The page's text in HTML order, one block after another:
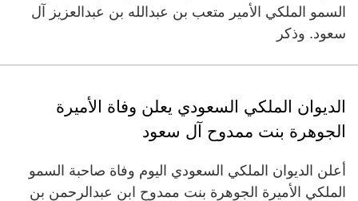
السمو الملكي الأمير متعب بن عبدالله بن عبدالعزيز آل
سعود. وذكر
الديوان الملكي السعودي يعلن وفاة الأميرة
الجوهرة بنت ممدوح آل سعود
أعلن الديوان الملكي السعودي اليوم وفاة صاحبة السمو
الملكي الأميرة الجوهرة بنت ممدوح ابن عبدالرحمن بن